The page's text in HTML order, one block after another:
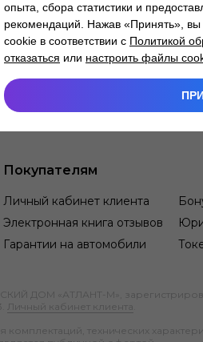
Покупателям
Личный кабинет клиента
Электронная книга отзывов
Гарантии на автомобили
ДОМ «АТЛАНТ-М»,
Личный кабинет клиента
технических
опыта, сбора статистики и
рекомендаций. Нажав «Принять»,
cookie в соответствии с Политикой
отказаться или настроить файлы